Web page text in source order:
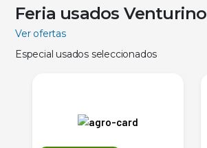
Feria usados Venturino
Ver ofertas
Especial usados seleccionados